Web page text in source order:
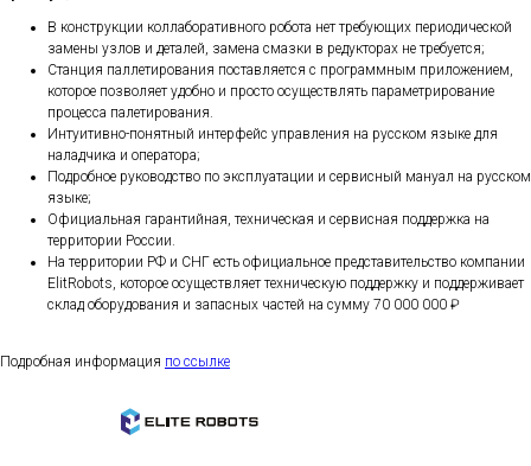
В конструкции коллаборативного робота нет требующих периодической
замены узлов и деталей, замена смазки в редукторах не требуется;
Станция паллетирования поставляется с программным приложением,
которое позволяет удобно и просто осуществлять параметрирование
процесса палетирования.
Интуитивно-понятный интерфейс управления на русском языке для
наладчика и оператора;
Подробное руководство по эксплуатации и сервисный мануал на русском
языке;
Официальная гарантийная, техническая и сервисная поддержка на
территории России.
На территории РФ и СНГ есть официальное представительство компании
ElitRobots, которое осуществляет техническую поддержку и поддерживает
склад оборудования и запасных частей на сумму 70 000 000 ₽
Подробная информация по ссылке